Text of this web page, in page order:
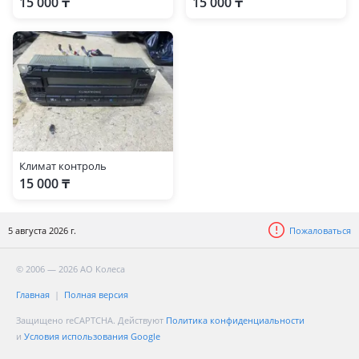
Климат контроль
15 000 ₸
5 августа 2026 г. Пожаловаться
© 2006 — 2026 АО Колеса
Главная Полная версия
Защищено reCAPTCHA. Действуют Политика конфиденциальности
и Условия использования Google